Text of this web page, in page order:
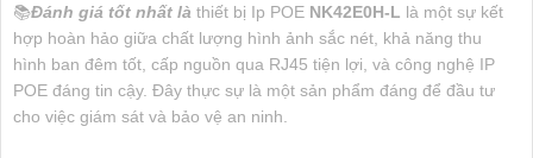
📚Đánh giá tốt nhất là thiết bị Ip POE NK42E0H-L là một sự kết
hợp hoàn hảo giữa chất lượng hình ảnh sắc nét, khả năng thu
hình ban đêm tốt, cấp nguồn qua RJ45 tiện lợi, và công nghệ IP
POE đáng tin cậy. Đây thực sự là một sản phẩm đáng để đầu tư
cho việc giám sát và bảo vệ an ninh.